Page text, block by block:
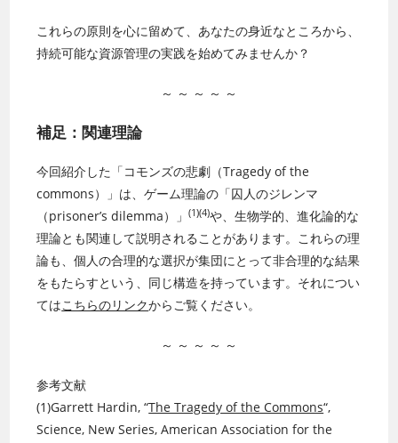
これらの原則を心に留めて、あなたの身近なところから、
持続可能な資源管理の実践を始めてみませんか？
～ ～ ～ ～ ～
補足：関連理論
今回紹介した「コモンズの悲劇（Tragedy of the
commons）」は、ゲーム理論の「囚人のジレンマ
（prisoner’s dilemma）」(1)(4)や、生物学的、進化論的な
理論とも関連して説明されることがあります。これらの理
論も、個人の合理的な選択が集団にとって非合理的な結果
をもたらすという、同じ構造を持っています。それについ
てはこちらのリンクからご覧ください。
～ ～ ～ ～ ～
参考文献
(1)Garrett Hardin, “The Tragedy of the Commons“,
Science, New Series, American Association for the